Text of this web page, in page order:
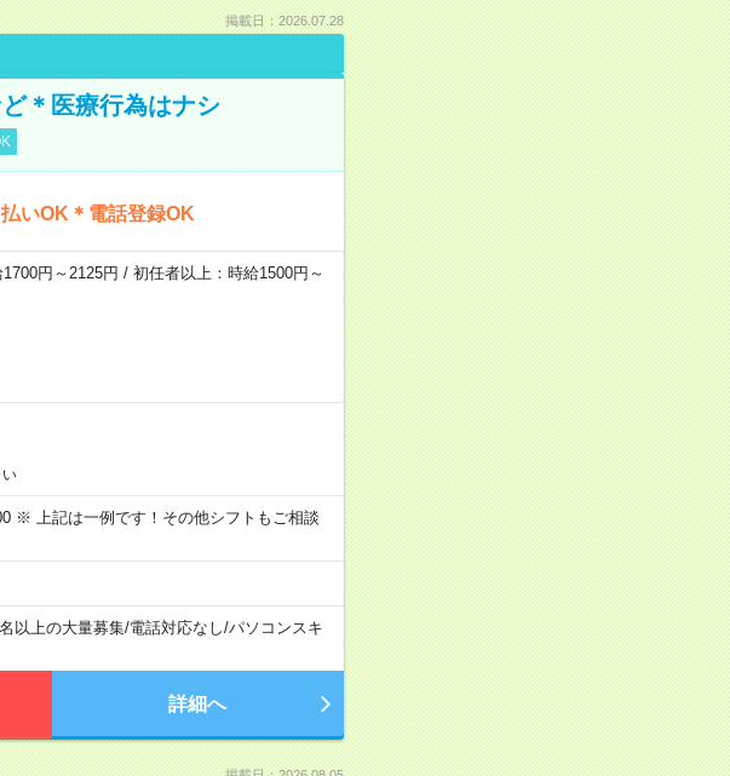
掲載日：2026.07.28
＊医療行為はナシ
いOK＊電話登録OK
円～2125円 / 初任者以上：時給1500円～
※ 上記は一例です！その他シフトもご相談
以上の大量募集/電話対応なし/パソコンスキ
詳細へ